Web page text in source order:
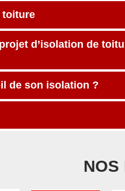
toiture
d’isolation de
de son isolation ?
NOS